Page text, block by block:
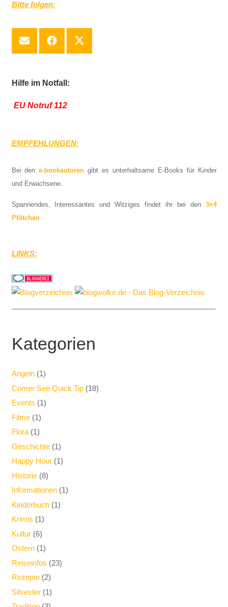
Bitte folgen:
Hilfe im Notfall:
EU Notruf 112
EMPFEHLUNGEN:
Bei den e-bookautorengibt es unterhaltsame E-Books für Kinder
und Erwachsene.
Spannendes, Interessantes und Witziges findet ihr bei den3×4
Pfötchen
LINKS:
Kategorien
Angeln(1)
Comer See Quick Tip(18)
Events (1)
Filme(1)
Flora(1)
Geschichte(1)
Happy Hour(1)
Historie(8)
Informationen(1)
Kinderbuch(1)
Krimis (1)
Kultur(6)
Ostern(1)
Reiseinfos (23)
Rezepte(2)
Silvester(1)